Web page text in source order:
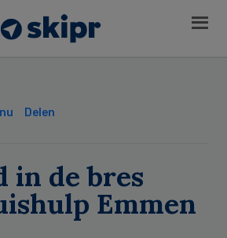
Delen
in de bres
Emmen